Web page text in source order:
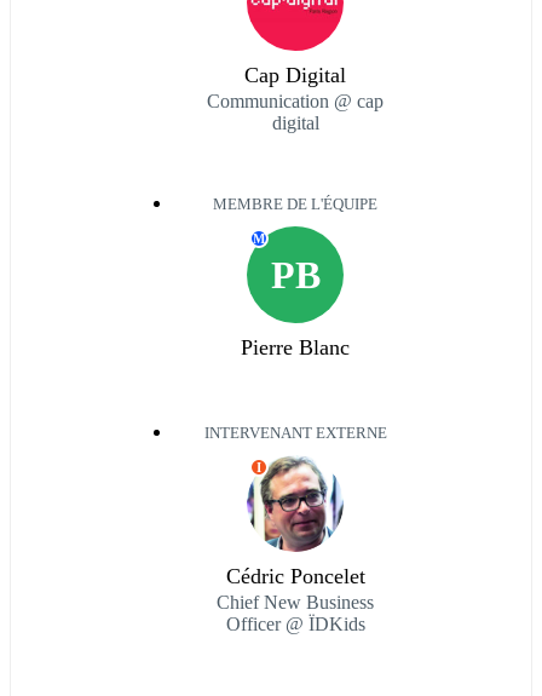
Cap Digital
Communication @ cap
digital
MEMBRE DE L'ÉQUIPE
PB
M
Pierre Blanc
INTERVENANT EXTERNE
I
Cédric Poncelet
Chief New Business
Officer @ ÏDKids